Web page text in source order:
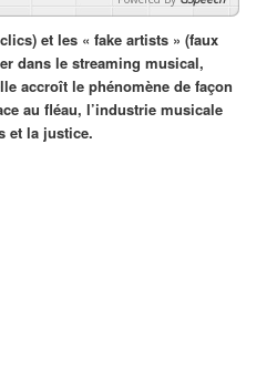
et les « fake artists » (faux
dans le streaming musical,
accroît le phénomène de façon
au fléau, l’industrie musicale
et la justice.